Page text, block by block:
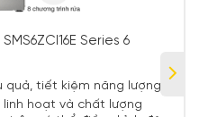
Series 6
quả, tiết kiệm năng lượng
linh hoạt và chất lượng